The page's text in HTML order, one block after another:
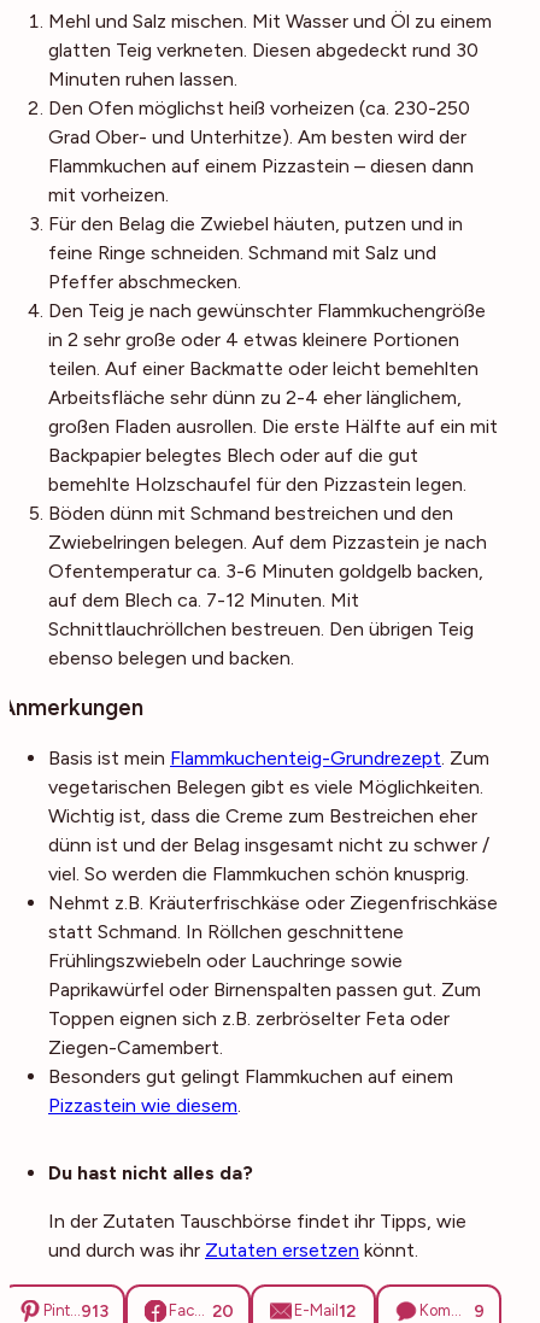
Mehl und Salz mischen. Mit Wasser und Öl zu einem
glatten Teig verkneten. Diesen abgedeckt rund 30
Minuten ruhen lassen.
Den Ofen möglichst heiß vorheizen (ca. 230-250
Grad Ober- und Unterhitze). Am besten wird der
Flammkuchen auf einem Pizzastein – diesen dann
mit vorheizen.
Für den Belag die Zwiebel häuten, putzen und in
feine Ringe schneiden. Schmand mit Salz und
Pfeffer abschmecken.
Den Teig je nach gewünschter Flammkuchengröße
in 2 sehr große oder 4 etwas kleinere Portionen
teilen. Auf einer Backmatte oder leicht bemehlten
Arbeitsfläche sehr dünn zu 2-4 eher länglichem,
großen Fladen ausrollen. Die erste Hälfte auf ein mit
Backpapier belegtes Blech oder auf die gut
bemehlte Holzschaufel für den Pizzastein legen.
Böden dünn mit Schmand bestreichen und den
Zwiebelringen belegen. Auf dem Pizzastein je nach
Ofentemperatur ca. 3-6 Minuten goldgelb backen,
auf dem Blech ca. 7-12 Minuten. Mit
Schnittlauchröllchen bestreuen. Den übrigen Teig
ebenso belegen und backen.
Anmerkungen
Basis ist mein Flammkuchenteig-Grundrezept. Zum
vegetarischen Belegen gibt es viele Möglichkeiten.
Wichtig ist, dass die Creme zum Bestreichen eher
dünn ist und der Belag insgesamt nicht zu schwer /
viel. So werden die Flammkuchen schön knusprig.
Nehmt z.B. Kräuterfrischkäse oder Ziegenfrischkäse
statt Schmand. In Röllchen geschnittene
Frühlingszwiebeln oder Lauchringe sowie
Paprikawürfel oder Birnenspalten passen gut. Zum
Toppen eignen sich z.B. zerbröselter Feta oder
Ziegen-Camembert.
Besonders gut gelingt Flammkuchen auf einem
Pizzastein wie diesem.
Du hast nicht alles da?
In der Zutaten Tauschbörse findet ihr Tipps, wie
und durch was ihr Zutaten ersetzen könnt.
Pinterest913 Facebook 20 E-Mail 12 Kommentare 9